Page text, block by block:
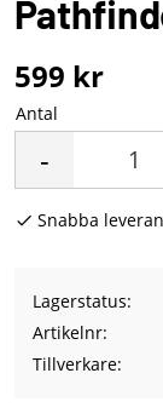
599 kr
Antal
-
Snabba
Lagerstatus
Artikelnr
Tillverkare